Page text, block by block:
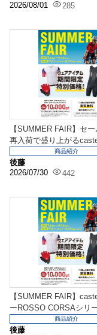
2026/08/01
285
【SUMMER FAIR】セ
再入荷で盛り上がる
後藤
2026/07/30
442
商品紹介
【SUMMER FAIR】
ーROSSO CORSAシリ
後藤
商品紹介